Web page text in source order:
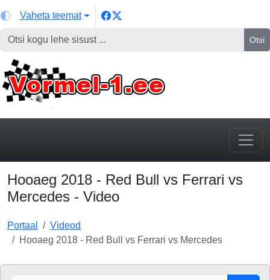
Vaheta teemat
Otsi
Hooaeg 2018 - Red Bull vs Ferrari vs
Mercedes - Video
Portaal
Videod
Hooaeg 2018 - Red Bull vs Ferrari vs Mercedes